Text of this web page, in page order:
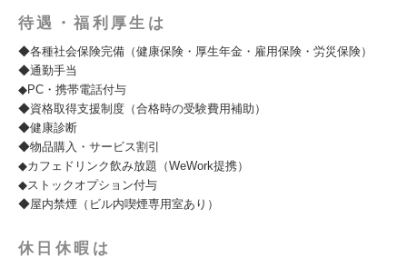
待遇・福利厚生は
◆各種社会保険完備（健康保険・厚生年金・雇用保険・労災保険）
◆通勤手当
◆PC・携帯電話付与
◆資格取得支援制度（合格時の受験費用補助）
◆健康診断
◆物品購入・サービス割引
◆カフェドリンク飲み放題（WeWork提携）
◆ストックオプション付与
◆屋内禁煙（ビル内喫煙専用室あり）
休日休暇は